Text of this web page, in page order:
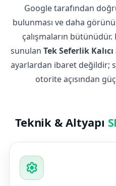
Google tarafından
bulunması ve daha
çalışmaların
sunulan Tek Seferlik
ayarlardan ibaret değildir;
otorite açısından
Teknik & Altyapı
settings